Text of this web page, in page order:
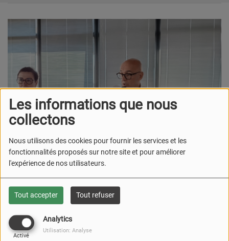
Les informations que nous
collectons
Nous utilisons des cookies pour fournir les services et les
fonctionnalités proposés sur notre site et pour améliorer
l'expérience de nos utilisateurs.
Tout accepter Tout refuser
Analytics
Activé
Utilisation: Analyse
30 JUIN 2026
Du 30 juin au 3 juillet, trois enquêteurs mandatés par l'Assemblée
nationale sont à Strasbourg pour dresser le bilan de la compétence
de la Collectivité européenne d'Alsace. A cette occasion, Frédéric